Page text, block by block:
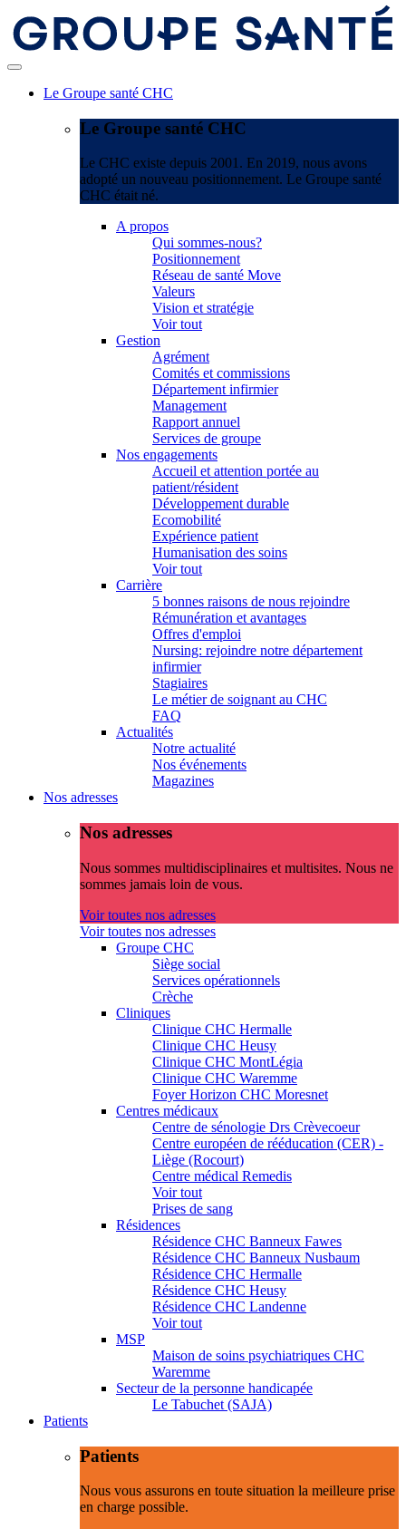
Le Groupe santé CHC
Le Groupe santé CHC
Le CHC existe depuis 2001. En 2019, nous avons
adopté un nouveau positionnement. Le Groupe santé
CHC était né.
A propos
Qui sommes-nous?
Positionnement
Réseau de santé Move
Valeurs
Vision et stratégie
Voir tout
Gestion
Agrément
Comités et commissions
Département infirmier
Management
Rapport annuel
Services de groupe
Nos engagements
Accueil et attention portée au
patient/résident
Développement durable
Ecomobilité
Expérience patient
Humanisation des soins
Voir tout
Carrière
5 bonnes raisons de nous rejoindre
Rémunération et avantages
Offres d'emploi
Nursing: rejoindre notre département
infirmier
Stagiaires
Le métier de soignant au CHC
FAQ
Actualités
Notre actualité
Nos événements
Magazines
Nos adresses
Nos adresses
Nous sommes multidisciplinaires et multisites. Nous ne
sommes jamais loin de vous.
Voir toutes nos adresses
Voir toutes nos adresses
Groupe CHC
Siège social
Services opérationnels
Crèche
Cliniques
Clinique CHC Hermalle
Clinique CHC Heusy
Clinique CHC MontLégia
Clinique CHC Waremme
Foyer Horizon CHC Moresnet
Centres médicaux
Centre de sénologie Drs Crèvecoeur
Centre européen de rééducation (CER) -
Liège (Rocourt)
Centre médical Remedis
Voir tout
Prises de sang
Résidences
Résidence CHC Banneux Fawes
Résidence CHC Banneux Nusbaum
Résidence CHC Hermalle
Résidence CHC Heusy
Résidence CHC Landenne
Voir tout
MSP
Maison de soins psychiatriques CHC
Waremme
Secteur de la personne handicapée
Le Tabuchet (SAJA)
Patients
Patients
Nous vous assurons en toute situation la meilleure prise
en charge possible.